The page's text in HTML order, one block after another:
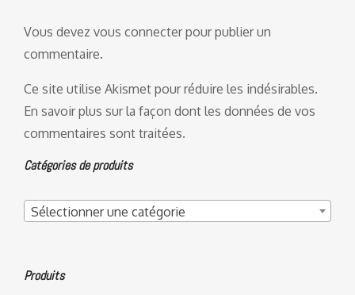
Vous devez vous connecterpour publier un
commentaire.
Ce site utilise Akismet pour réduire les indésirables.
En savoir plus sur la façon dont les données de vos
commentaires sont traitées.
Catégories de produits
Sélectionner une catégorie
Produits